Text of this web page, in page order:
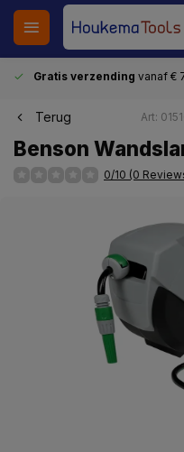
Gratis verzending vanaf €
Terug Art:
Benson
0/10 (0